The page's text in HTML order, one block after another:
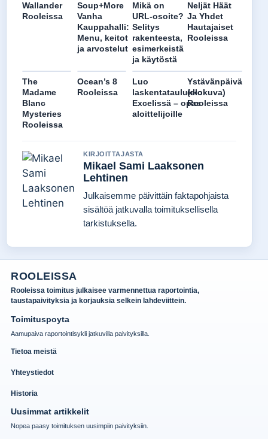
Wallander
Rooleissa
Soup+More
Vanha
Kauppahalli:
Menu, keitot
ja arvostelut
Mikä on
URL-osoite?
Selitys
rakenteesta,
esimerkeistä
ja käytöstä
Neljät Häät
Ja Yhdet
Hautajaiset
Rooleissa
The
Madame
Blanc
Mysteries
Rooleissa
Ocean’s 8
Rooleissa
Luo
laskentataulukko
Excelissä – opas
aloittelijoille
Ystävänpäivä
(elokuva)
Rooleissa
KIRJOITTAJASTA
Mikael Sami Laaksonen
Lehtinen
Julkaisemme päivittäin faktapohjaista
sisältöä jatkuvalla toimituksellisella
tarkistuksella.
ROOLEISSA
Rooleissa toimitus julkaisee varmennettua raportointia,
taustapaivityksia ja korjauksia selkein lahdeviittein.
Toimituspoyta
Aamupaiva raportointisykli jatkuvilla paivityksilla.
Tietoa meistä
Yhteystiedot
Historia
Uusimmat artikkelit
Nopea paasy toimituksen uusimpiin paivityksiin.